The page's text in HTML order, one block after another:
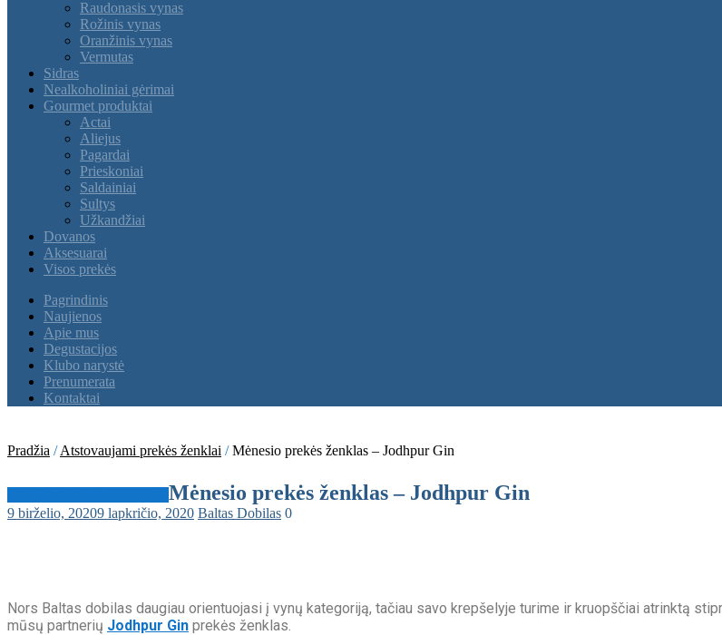
Raudonasis vynas
Rožinis vynas
Oranžinis vynas
Vermutas
Sidras
Nealkoholiniai gėrimai
Gourmet produktai
Actai
Aliejus
Pagardai
Prieskoniai
Saldainiai
Sultys
Užkandžiai
Dovanos
Aksesuarai
Visos prekės
Pagrindinis
Naujienos
Apie mus
Degustacijos
Klubo narystė
Prenumerata
Kontaktai
Pradžia /Atstovaujami prekės ženklai /Mėnesio prekės ženklas – Jodhpur Gin
Kategorijos Mėnesio prekės ženklas – Jodhpur Gin
9 birželio, 20209 lapkričio, 2020 Baltas Dobilas 0
Nors Baltas dobilas daugiau orientuojasi į vynų kategoriją, tačiau savo krepšelyje turime ir kruopščiai atrinktą
mūsų partnerių Jodhpur Gin prekės ženklas.